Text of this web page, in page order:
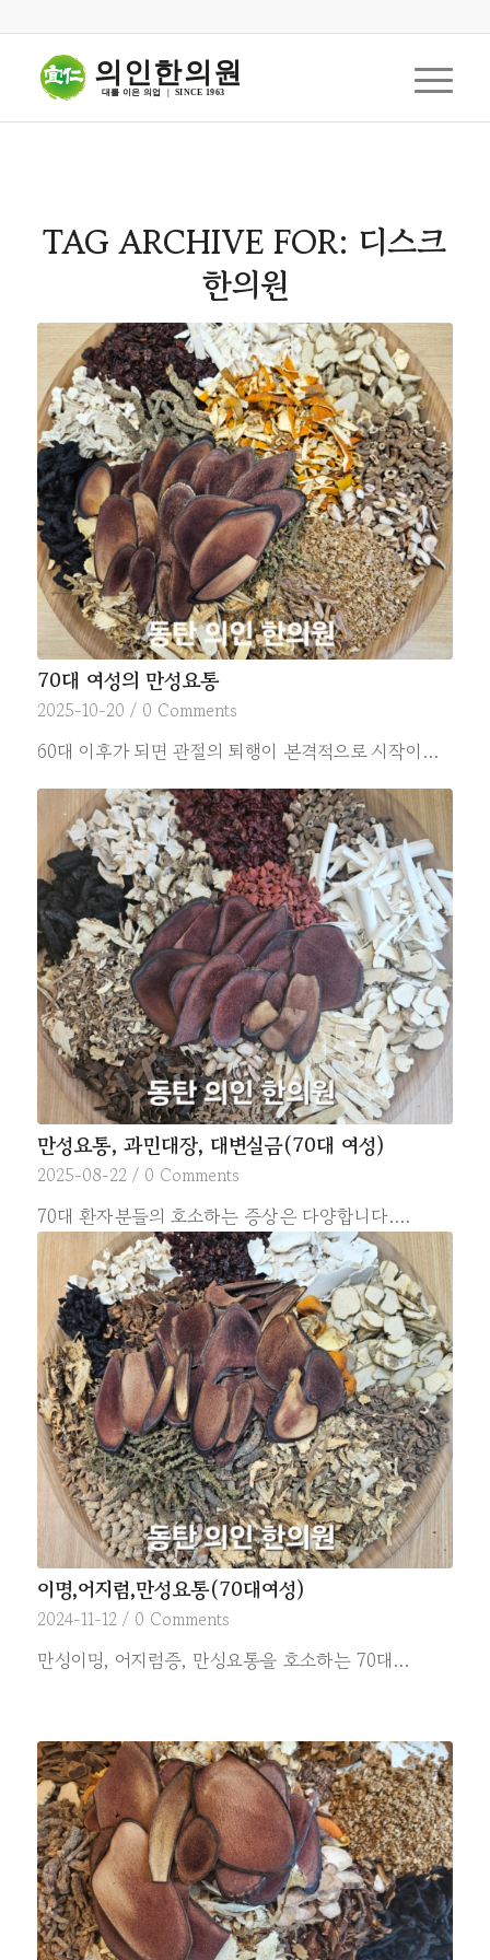
의인한의원
대를 이은 의업  |  SINCE 1963
TAG ARCHIVE FOR: 디스크
한의원
70대 여성의 만성요통
2025-10-20 / 0 Comments
60대 이후가 되면 관절의 퇴행이 본격적으로 시작이…
만성요통, 과민대장, 대변실금(70대 여성)
2025-08-22 / 0 Comments
70대 환자분들의 호소하는 증상은 다양합니다.…
이명,어지럼,만성요통(70대여성)
2024-11-12 / 0 Comments
만성이명, 어지럼증, 만성요통을 호소하는 70대…